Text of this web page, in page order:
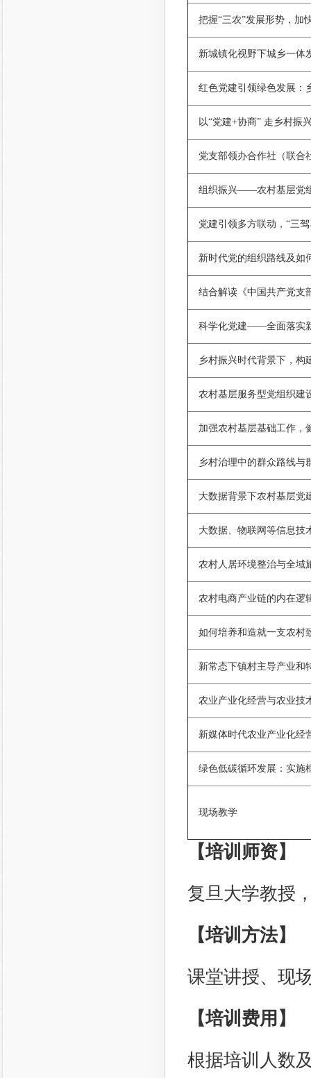
把握“三农”发展形势，加
新城镇化视野下城乡一体
红色党建引领绿色发展：
以“党建+协商” 走乡村振
党支部领办合作社（联合
组织振兴——农村基层党
党建引领多方联动，“三
新时代党的组织路线及如
结合解读《中国共产党支
科学化党建——全面落实
乡村振兴时代背景下，构
农村基层服务型党组织建
加强农村基层基础工作，
乡村治理中的群众路线与
大数据背景下农村基层党
大数据、物联网等信息技
农村人居环境整治与全域
农村电商产业链的内在逻
如何培养和造就一支农村
新常态下镇村主导产业和
农业产业化经营与农业技
新媒体时代农业产业化经
绿色低碳循环发展：实施
现场教学
【培训师资】
复旦大学教授
【培训方法】
课堂讲授、现
【培训费用】
根据培训人数